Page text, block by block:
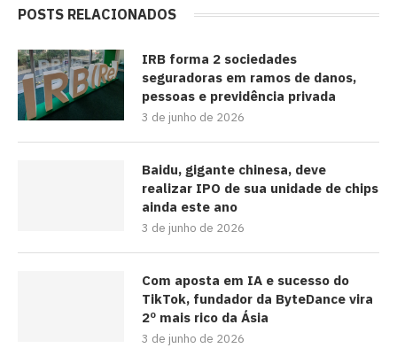
POSTS RELACIONADOS
IRB forma 2 sociedades
seguradoras em ramos de danos,
pessoas e previdência privada
3 de junho de 2026
Baidu, gigante chinesa, deve
realizar IPO de sua unidade de chips
ainda este ano
3 de junho de 2026
Com aposta em IA e sucesso do
TikTok, fundador da ByteDance vira
2º mais rico da Ásia
3 de junho de 2026